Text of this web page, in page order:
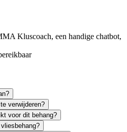
Kluscoach, een handige chatbot,
verwijderen?
voor dit behang?